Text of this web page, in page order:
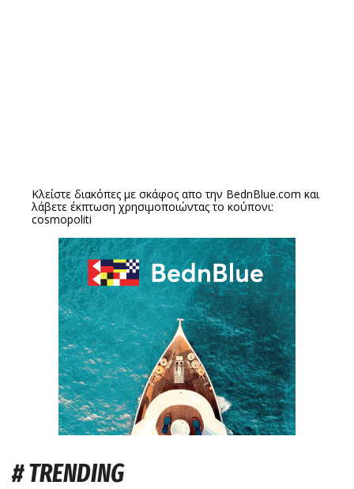
Κλείστε διακόπες με σκάφος απο την BednBlue.com και
λάβετε έκπτωση χρησιμοποιώντας το κούπονι:
cosmopoliti
# TRENDING